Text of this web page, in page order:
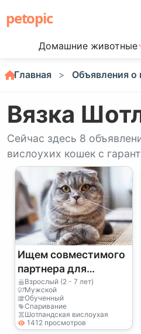
petopic
Домашние животные
Главная Объявления о
Вязка
Сейчас здесь 8
вислоухих кошек с
Ищем совместимого
партнера для
чистокровной
шотландской
вислоухой кошки
Взрослый (2 - 7 лет)
Мужской
Обученный
Спаривание
Шотландская вислоухая
1412 просмотров